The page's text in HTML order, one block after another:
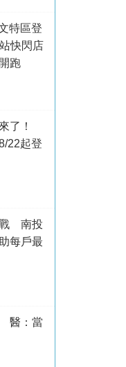
特區登
快閃店
跑
來了！
22起登
戰 南投
每戶最
醫：當